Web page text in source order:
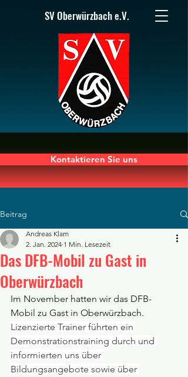
SV Oberwürzbach e.V.
Kontaktieren Sie uns
Beitrag
Das DFB-Mobil zu Gast in
Oberwürzbach
Andreas Klam
2. Jan. 2024 1 Min. Lesezeit
Im November hatten wir das DFB-
Mobil zu Gast in Oberwürzbach.
Lizenzierte Trainer führten ein
Demonstrationstraining durch und
informierten uns über
Bildungsangebote sowie über